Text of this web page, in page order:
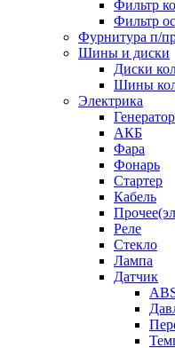
Фильтр
Фильтр
Фурнитура п/
Шины и диски
Диски
Шины
Электрика
Генератор
АКБ
Фара
Фонарь
Стартер
Кабель
Реле
Стекло
Лампа
Датчик